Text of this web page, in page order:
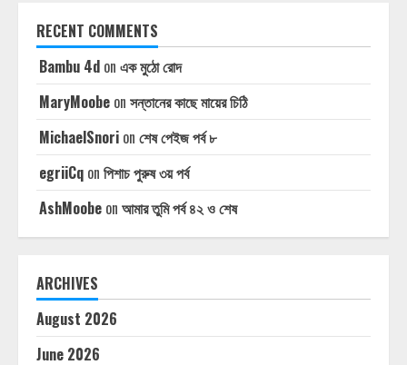
RECENT COMMENTS
Bambu 4d on এক মুঠো রোদ
MaryMoobe on সন্তানের কাছে মায়ের চিঠি
MichaelSnori on শেষ পেইজ পর্ব ৮
egriiCq on পিশাচ পুরুষ ৩য় পর্ব
AshMoobe on আমার তুমি পর্ব ৪২ ও শেষ
ARCHIVES
August 2026
June 2026